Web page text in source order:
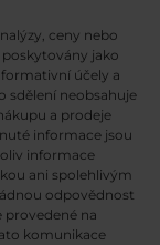
ceny nebo
jako
účely a
sdělení neobsahuje
a prodeje
informace jsou
informace
ani spolehlivým
odpovědnost
provedené na
komunikace